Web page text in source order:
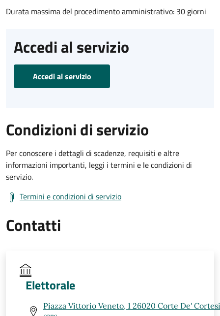
Durata massima del procedimento amministrativo: 30 giorni
Accedi al servizio
Accedi al servizio
Condizioni di servizio
Per conoscere i dettagli di scadenze, requisiti e altre
informazioni importanti, leggi i termini e le condizioni di
servizio.
Termini e condizioni di servizio
Contatti
Elettorale
Piazza Vittorio Veneto, 1 26020 Corte De'